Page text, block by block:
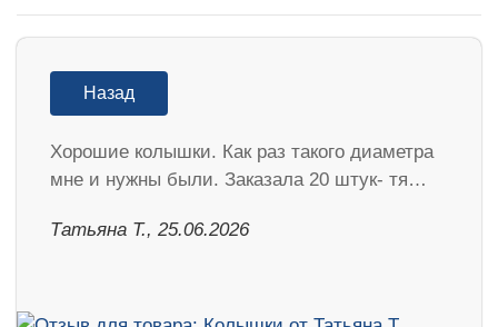
Назад
Хорошие колышки. Как раз такого диаметра
мне и нужны были. Заказала 20 штук- тя…
Татьяна Т., 25.06.2026